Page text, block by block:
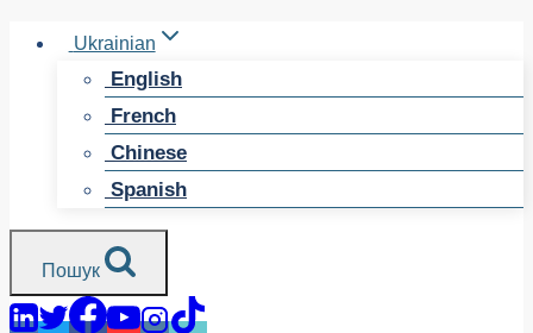
ПерейтиUkrainian
English
French
Chinese
Spanish
Пошук